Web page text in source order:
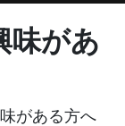
味があ
がある方へ